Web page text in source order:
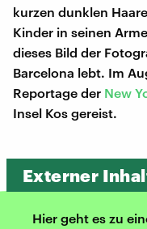
kurzen dunklen
Kinder in seinen
dieses Bild der
Barcelona lebt. Im
Reportage der New
Insel Kos gereist.
Externer
Hier geht es zu